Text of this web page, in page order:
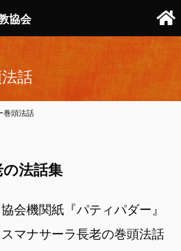
協会
話
巻頭法話
法話集
会機関紙『パティパダー』
マナサーラ長老の巻頭法話